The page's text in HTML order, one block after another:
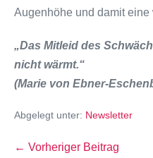
Augenhöhe und damit
„Das Mitleid des
nicht wärmt.“
(Marie von Ebner-
Abgelegt unter: Newsletter
← Vorheriger Beitrag